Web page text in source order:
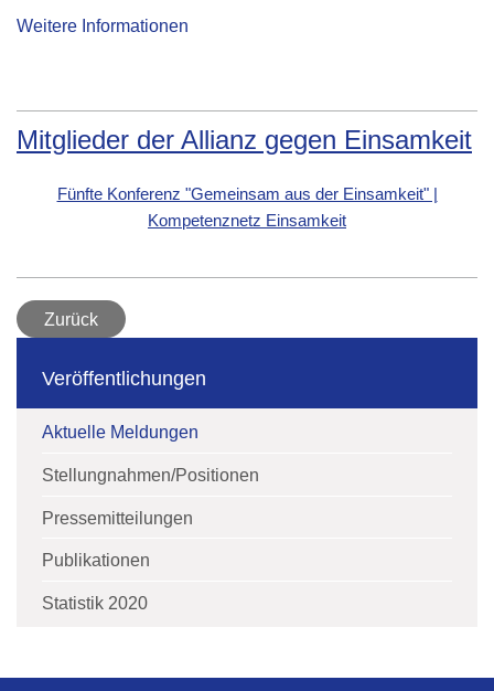
Weitere Informationen
Mitglieder der Allianz gegen Einsamkeit
Fünfte Konferenz "Gemeinsam aus der Einsamkeit" |
Kompetenznetz Einsamkeit
Zurück
Veröffentlichungen
Aktuelle Meldungen
Stellungnahmen/Positionen
Pressemitteilungen
Publikationen
Statistik 2020